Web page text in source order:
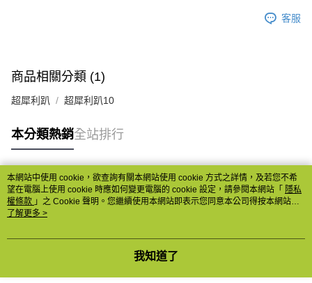
客服
商品相關分類 (1)
超犀利趴 超犀利趴10
本分類熱銷全站排行
熱門標籤
本網站中使用 cookie，欲查詢有關本網站使用 cookie 方式之詳情，及若您不希
望在電腦上使用 cookie 時應如何變更電腦的 cookie 設定，請參閱本網站「 隱私
權條款 」之 Cookie 聲明。您繼續使用本網站即表示您同意本公司得按本網站使
用條款之 Cookie 聲明使用 cookie。
了解更多 >
我知道了